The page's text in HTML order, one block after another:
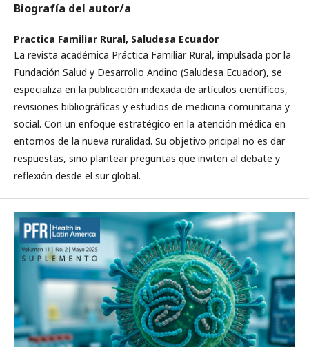
Biografía del autor/a
Practica Familiar Rural, Saludesa Ecuador
La revista académica Práctica Familiar Rural, impulsada por la
Fundación Salud y Desarrollo Andino (Saludesa Ecuador), se
especializa en la publicación indexada de artículos científicos,
revisiones bibliográficas y estudios de medicina comunitaria y
social. Con un enfoque estratégico en la atención médica en
entornos de la nueva ruralidad. Su objetivo pricipal no es dar
respuestas, sino plantear preguntas que inviten al debate y
reflexión desde el sur global.